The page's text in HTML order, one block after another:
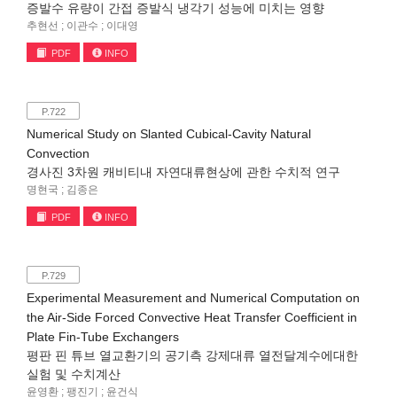
증발수 유량이 간접 증발식 냉각기 성능에 미치는 영향
추현선 ; 이관수 ; 이대영
PDF INFO
P.722
Numerical Study on Slanted Cubical-Cavity Natural
Convection
경사진 3차원 캐비티내 자연대류현상에 관한 수치적 연구
명현국 ; 김종은
PDF INFO
P.729
Experimental Measurement and Numerical Computation on
the Air-Side Forced Convective Heat Transfer Coefficient in
Plate Fin-Tube Exchangers
평판 핀 튜브 열교환기의 공기측 강제대류 열전달계수에대한
실험 및 수치계산
윤영환 ; 팽진기 ; 윤건식